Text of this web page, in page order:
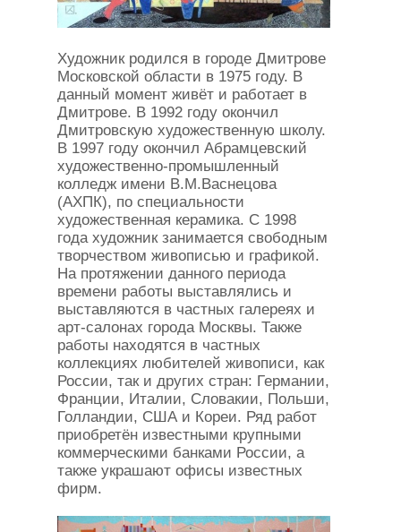
Художник родился в городе Дмитрове
Московской области в 1975 году. В
данный момент живёт и работает в
Дмитрове. В 1992 году окончил
Дмитровскую художественную школу.
В 1997 году окончил Абрамцевский
художественно-промышленный
колледж имени В.М.Васнецова
(АХПК), по специальности
художественная керамика. С 1998
года художник занимается свободным
творчеством живописью и графикой.
На протяжении данного периода
времени работы выставлялись и
выставляются в частных галереях и
арт-салонах города Москвы. Также
работы находятся в частных
коллекциях любителей живописи, как
России, так и других стран: Германии,
Франции, Италии, Cловакии, Польши,
Голландии, США и Кореи. Ряд работ
приобретён известными крупными
коммерческими банками России, а
также украшают офисы известных
фирм.